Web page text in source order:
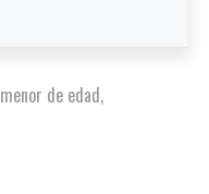
menor de edad,